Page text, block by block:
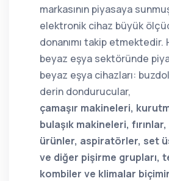
markasının piyasaya
elektronik cihaz büyük
donanımı takip etmektedir.
beyaz eşya sektöründe
beyaz eşya cihazları:
derin dondurucular,
çamaşır makineleri,
bulaşık makineleri,
ürünler, aspiratörler, set
ve diğer pişirme grupları,
kombiler ve klimalar